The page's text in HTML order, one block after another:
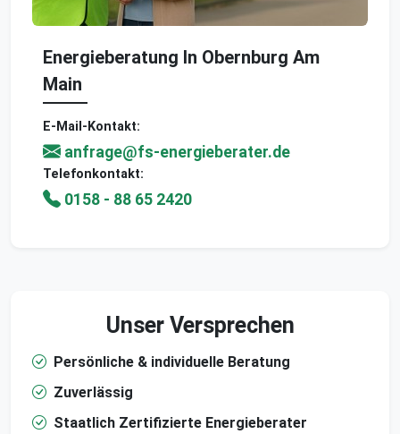
Energieberatung In Obernburg Am
Main
E-Mail-Kontakt:
anfrage@fs-energieberater.de
Telefonkontakt:
0158 - 88 65 2420
Unser Versprechen
Persönliche & individuelle Beratung
Zuverlässig
Staatlich Zertifizierte Energieberater